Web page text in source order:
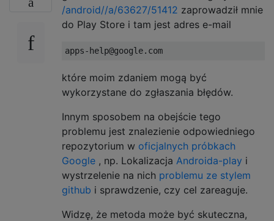
/android//a/63627/51412 zaprowadził mnie
do Play Store i tam jest adres e-mail
które moim zdaniem mogą być
wykorzystane do zgłaszania błędów.
Innym sposobem na obejście tego
problemu jest znalezienie odpowiedniego
repozytorium w oficjalnych próbkach
Google , np. Lokalizacja Androida-play i
wystrzelenie na nich problemu ze stylem
github i sprawdzenie, czy cel zareaguje.
Widzę, że metoda może być skuteczna,